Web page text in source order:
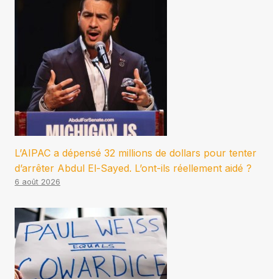
L’AIPAC a dépensé 32 millions de dollars pour tenter
d’arrêter Abdul El-Sayed. L’ont-ils réellement aidé ?
6 août 2026